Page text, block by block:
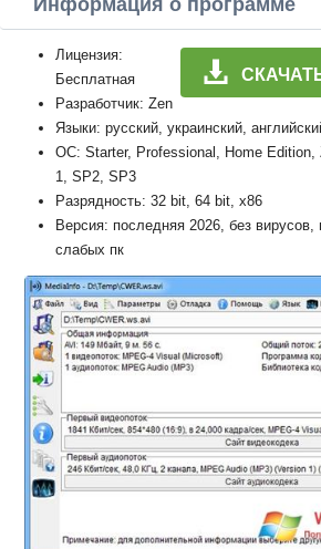
Информация о программе
Лицензия:
Бесплатная
Разработчик: Zen
Языки: русский, украинский,
ОС: Starter, Professional, Home Edition,
1, SP2, SP3
Разрядность: 32 bit, 64 bit, x86
Версия: последняя 2026, без вирусов,
слабых пк